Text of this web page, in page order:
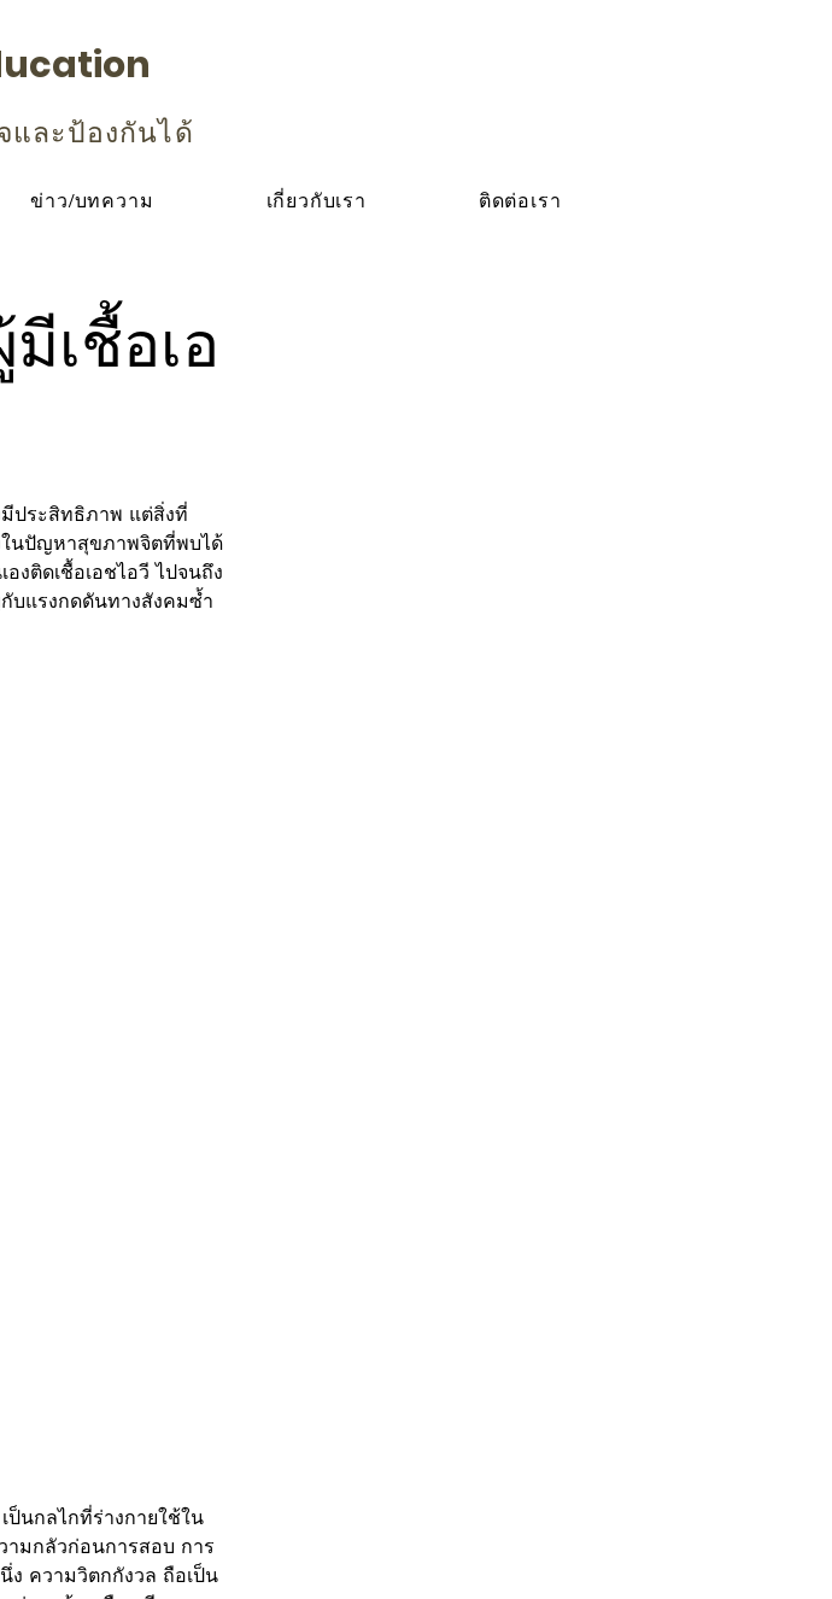
และป้องกันได้
ข่าว/บทความ เกี่ยวกับเรา ติดต่อเรา
เชื้อเอ
มีประสิทธิภาพ แต่สิ่งที่
นปัญหาสุขภาพจิตที่พบได้
งติดเชื้อเอชไอวี ไปจนถึง
บแรงกดดันทางสังคมซ้ำ
นกลไกที่ร่างกายใช้ใน
มกลัวก่อนการสอบ การ
ความวิตกกังวล ถือเป็น